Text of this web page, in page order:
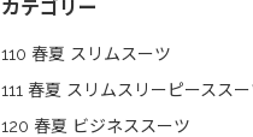
カテゴリー
110 春夏 スリムスーツ
111 春夏 スリムスリーピーススー
120 春夏 ビジネススーツ